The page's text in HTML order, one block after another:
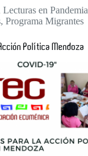
Lecturas en Pandemia
,Programa Migrantes
Política Mendoza